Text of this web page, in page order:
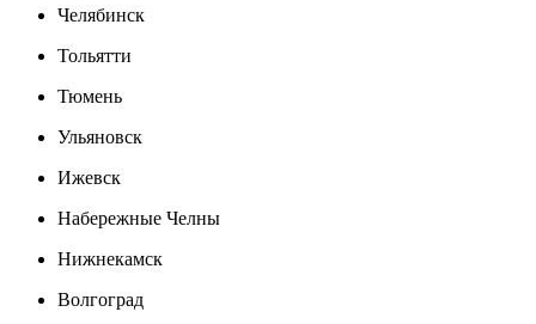
Челябинск
Тольятти
Тюмень
Ульяновск
Ижевск
Набережные Челны
Нижнекамск
Волгоград